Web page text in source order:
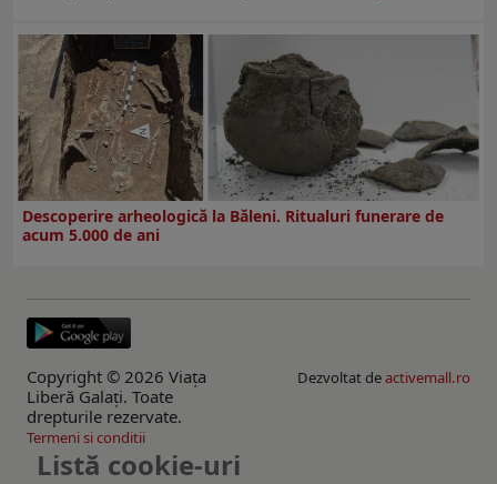
Descoperire arheologică la Băleni. Ritualuri funerare de
acum 5.000 de ani
Copyright © 2026 Viaţa
Liberă Galaţi. Toate
drepturile rezervate.
Dezvoltat deactivemall.ro
Termeni si conditii
Listă cookie-uri